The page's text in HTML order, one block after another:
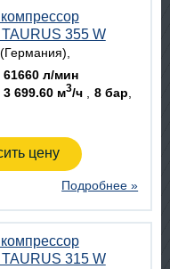
355 W
(Германия)
61660 л/мин
3 699.60 м3/ч
8 бар
цену
Подробнее »
315 W